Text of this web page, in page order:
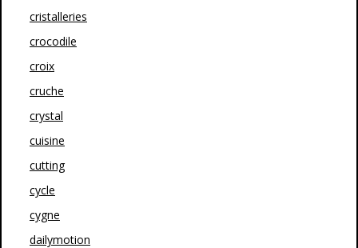
cristalleries
crocodile
croix
cruche
crystal
cuisine
cutting
cycle
cygne
dailymotion